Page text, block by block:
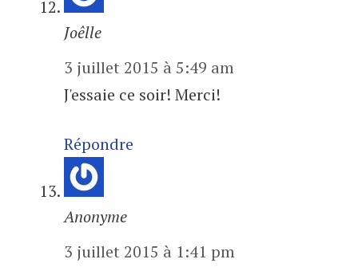
Joêlle
3 juillet 2015 à 5:49 am
J'essaie ce soir! Merci!
Répondre
Anonyme
3 juillet 2015 à 1:41 pm